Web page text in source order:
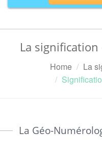
La
Home
La
La Géo-